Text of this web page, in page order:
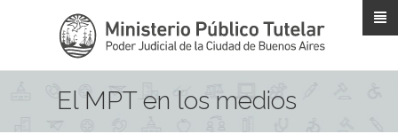
El MPT en los medios